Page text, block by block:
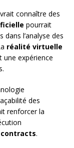
connaître des
pourrait
l’analyse des
réalité virtuelle
expérience
des
renforcer la
.